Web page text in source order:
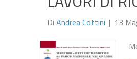
Di Andrea Cottini | 13